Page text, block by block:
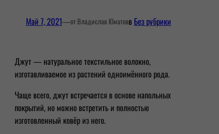
Май 7, 2021—от Владислав Юматовв Без рубрики
Джут — натуральное текстильное волокно,
изготавливаемое из растений одноимённого рода.
Чаще всего, джут встречается в основе напольных
покрытий, но можно встретить и полностью
изготовленный ковёр из него.